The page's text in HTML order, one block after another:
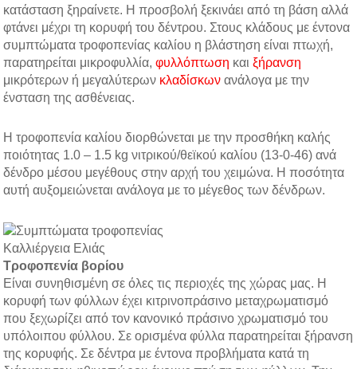
κατάσταση ξηραίνετε. Η προσβολή ξεκινάει από τη βάση αλλά
φτάνει μέχρι τη κορυφή του δέντρου. Στους κλάδους με έντονα
συμπτώματα τροφοπενίας καλίου η βλάστηση είναι πτωχή,
παρατηρείται μικροφυλλία, φυλλόπτωση και ξήρανση
μικρότερων ή μεγαλύτερων κλαδίσκων ανάλογα με την
ένσταση της ασθένειας.
Η τροφοπενία καλίου διορθώνεται με την προσθήκη καλής
ποιότητας 1.0 – 1.5 kg νιτρικού/θεϊκού καλίου (13-0-46) ανά
δένδρο μέσου μεγέθους στην αρχή του χειμώνα. Η ποσότητα
αυτή αυξομειώνεται ανάλογα με το μέγεθος των δένδρων.
Καλλιέργεια Ελιάς
Τροφοπενία βορίου
Είναι συνηθισμένη σε όλες τις περιοχές της χώρας μας. Η
κορυφή των φύλλων έχει κιτρινοπράσινο μεταχρωματισμό
που ξεχωρίζει από τον κανονικό πράσινο χρωματισμό του
υπόλοιπου φύλλου. Σε ορισμένα φύλλα παρατηρείται ξήρανση
της κορυφής. Σε δέντρα με έντονα προβλήματα κατά τη